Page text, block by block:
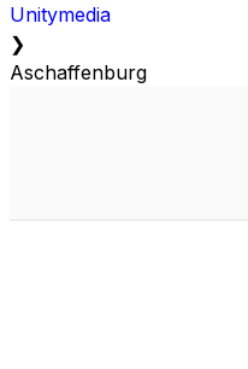
Unitymedia
❯
Aschaffenburg